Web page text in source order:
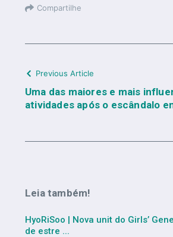
Compartilhe
Previous Article
Uma das maiores e mais
atividades após o escândalo
Leia também!
HyoRiSoo | Nova unit do Girls’
de estre ...